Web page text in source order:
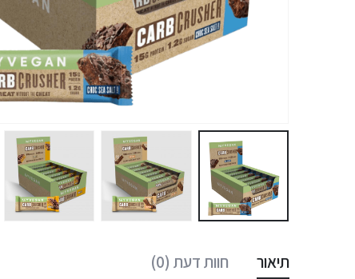
תיאור חוות דעת (0)